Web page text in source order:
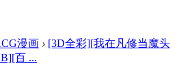
漫画 › [3D全彩][我在凡修当魔头
百 ...